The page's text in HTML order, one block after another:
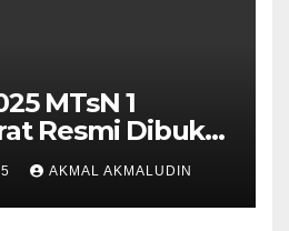
MTsN 1
Resmi Dibuka,
Pasca SAS
Kreativitas
AKMAL AKMALUDIN